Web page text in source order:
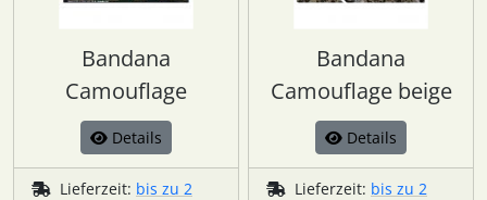
Bandana
Camouflage
Details
Lieferzeit: bis zu 2
Bandana
Camouflage beige
Details
Lieferzeit: bis zu 2